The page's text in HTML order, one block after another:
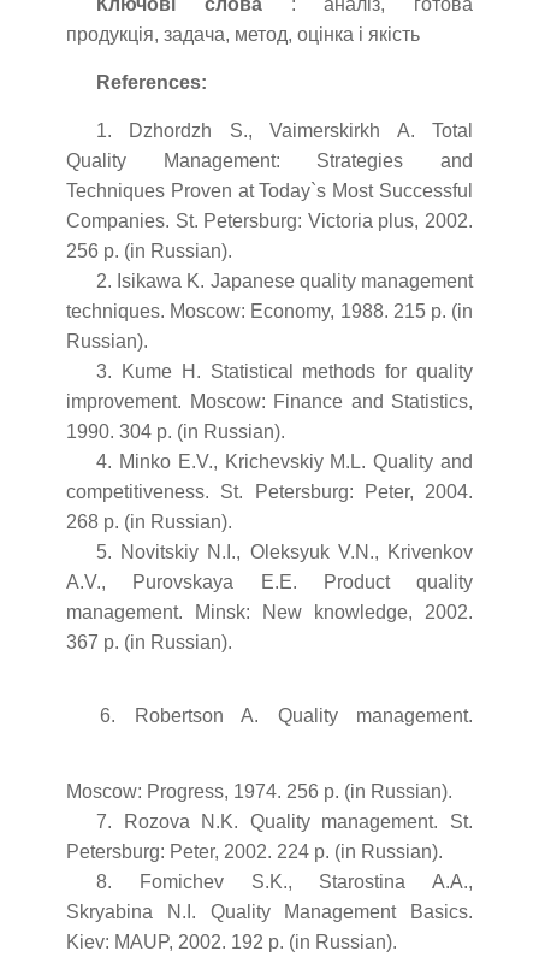
Ключові слова: аналіз, готова
продукція, задача, метод, оцінка і якість
References:
1. Dzhordzh S., Vaimerskirkh A. Total
Quality Management: Strategies and
Techniques Proven at Today`s Most Successful
Companies. St. Petersburg: Victoria plus, 2002.
256 p. (in Russian).
2. Isikawa K. Japanese quality management
techniques. Moscow: Economy, 1988. 215 p. (in
Russian).
3. Kume H. Statistical methods for quality
improvement. Moscow: Finance and Statistics,
1990. 304 p. (in Russian).
4. Minko E.V., Krichevskiy M.L. Quality and
competitiveness. St. Petersburg: Peter, 2004.
268 p. (in Russian).
5. Novitskiy N.I., Oleksyuk V.N., Krivenkov
A.V., Purovskaya E.E. Product quality
management. Minsk: New knowledge, 2002.
367 p. (in Russian).
6. Robertson A. Quality management.
Moscow: Progress, 1974. 256 p. (in Russian).
7. Rozova N.K. Quality management. St.
Petersburg: Peter, 2002. 224 p. (in Russian).
8. Fomichev S.K., Starostina A.A.,
Skryabina N.I. Quality Management Basics.
Kiev: MAUP, 2002. 192 p. (in Russian).